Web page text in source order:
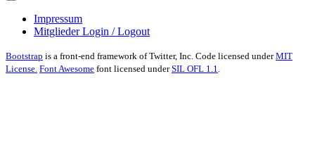
Impressum
Mitglieder Login / Logout
Bootstrap is a front-end framework of Twitter, Inc. Code licensed underMIT
License. Font Awesome font licensed underSIL OFL 1.1.